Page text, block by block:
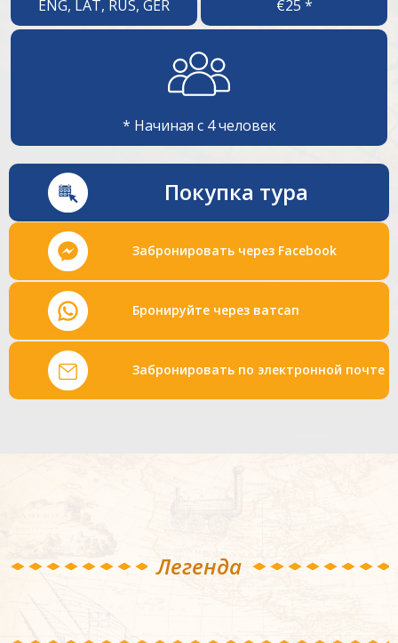
ENG, LAT, RUS, GER €25 *
* Начиная с 4 человек
Покупка тура
Забронировать через Facebook
Бронируйте через ватсап
Забронировать по электронной почте
Легенда